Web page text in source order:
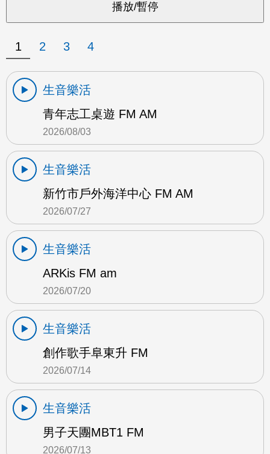
1 2 3 4
生音樂活
青年志工桌遊 FM AM
2026/08/03
生音樂活
新竹市戶外海洋中心 FM AM
2026/07/27
生音樂活
ARKis FM am
2026/07/20
生音樂活
創作歌手阜東升 FM
2026/07/14
生音樂活
男子天團MBT1 FM
2026/07/13